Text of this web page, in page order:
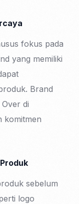
fokus pada
yang memiliki
Brand
di
komitmen
sebelum
logo